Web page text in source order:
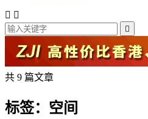
 

共 9 篇文章
标签：空间